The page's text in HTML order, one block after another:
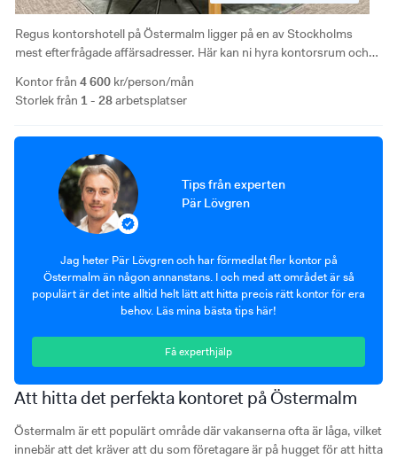
Kontor från 4 600 kr/person/mån
Storlek från 1 - 28arbetsplatser
Regus kontorshotell på Östermalm ligger på en av Stockholms
mest efterfrågade affärsadresser. Här kan ni hyra kontorsrum och
dusch samt Regus globala nätverk.
Tips från experten
Pär Lövgren
Jag heter Pär Lövgren och har förmedlat fler kontor på
Östermalm än någon annanstans. I och med att området är så
populärt är det inte alltid helt lätt att hitta precis rätt kontor för era
behov. Läs mina bästa tips här!
Få experthjälp
Att hitta det perfekta kontoret på Östermalm
Östermalm är ett populärt område där vakanserna ofta är låga, vilket
innebär att det kräver att du som företagare är på hugget för att hitta